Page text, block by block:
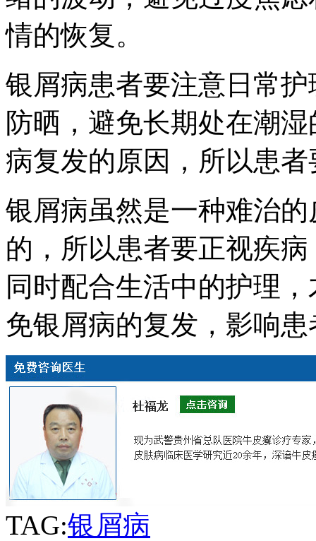
情的恢复。
银屑病患者要注意日常
防晒，避免长期处在潮
病复发的原因，所以患
银屑病虽然是一种难治
的，所以患者要正视疾
同时配合生活中的护理
免银屑病的复发，影响
TAG:银屑病